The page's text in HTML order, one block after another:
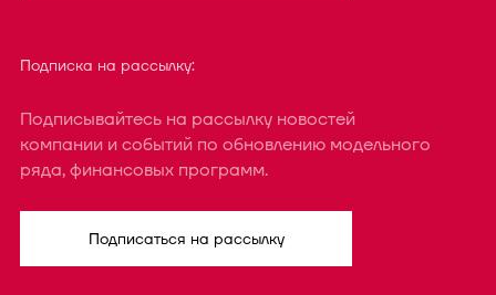
Подписка на рассылку:
Подписывайтесь на рассылку новостей
компании и событий по обновлению модельного
ряда, финансовых программ.
Подписаться на рассылку